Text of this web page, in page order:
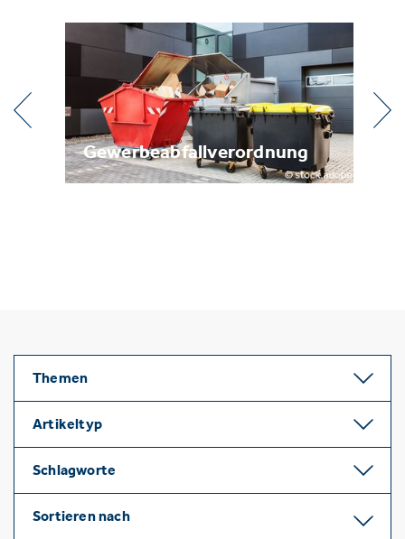
Gewerbeabfallverordnung
Themen
Artikeltyp
Schlagworte
Sortieren nach